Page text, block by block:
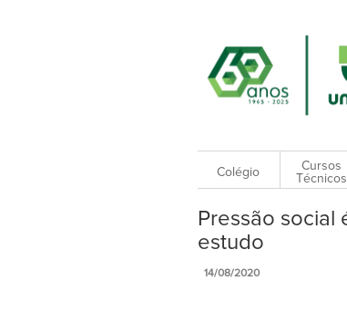
Colégio
Cursos
Técnicos
Pressão social
estudo
14/08/2020